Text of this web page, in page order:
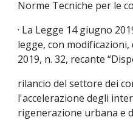
Norme Tecniche per le
· La Legge 14 giugno
legge, con
2019, n. 32, recante
rilancio del settore dei
l'accelerazione degli
rigenerazione urbana e